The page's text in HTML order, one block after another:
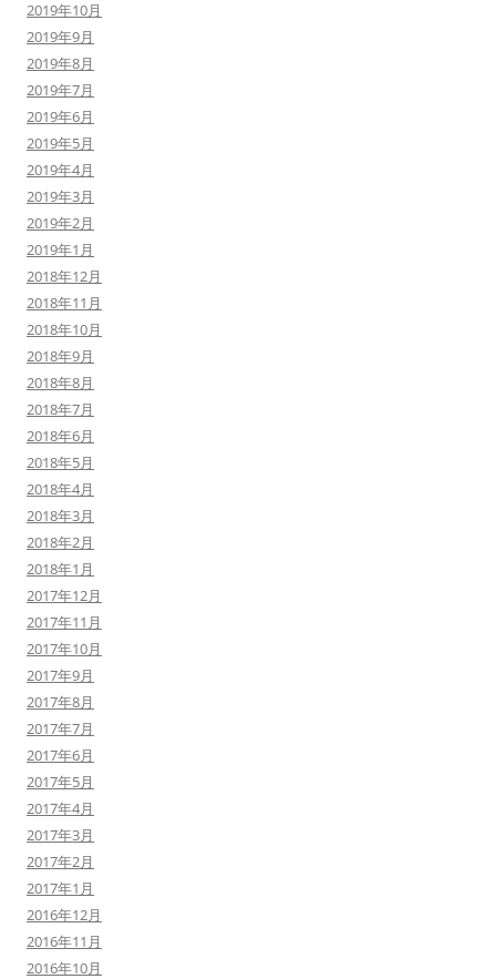
2019年10月
2019年9月
2019年8月
2019年7月
2019年6月
2019年5月
2019年4月
2019年3月
2019年2月
2019年1月
2018年12月
2018年11月
2018年10月
2018年9月
2018年8月
2018年7月
2018年6月
2018年5月
2018年4月
2018年3月
2018年2月
2018年1月
2017年12月
2017年11月
2017年10月
2017年9月
2017年8月
2017年7月
2017年6月
2017年5月
2017年4月
2017年3月
2017年2月
2017年1月
2016年12月
2016年11月
2016年10月